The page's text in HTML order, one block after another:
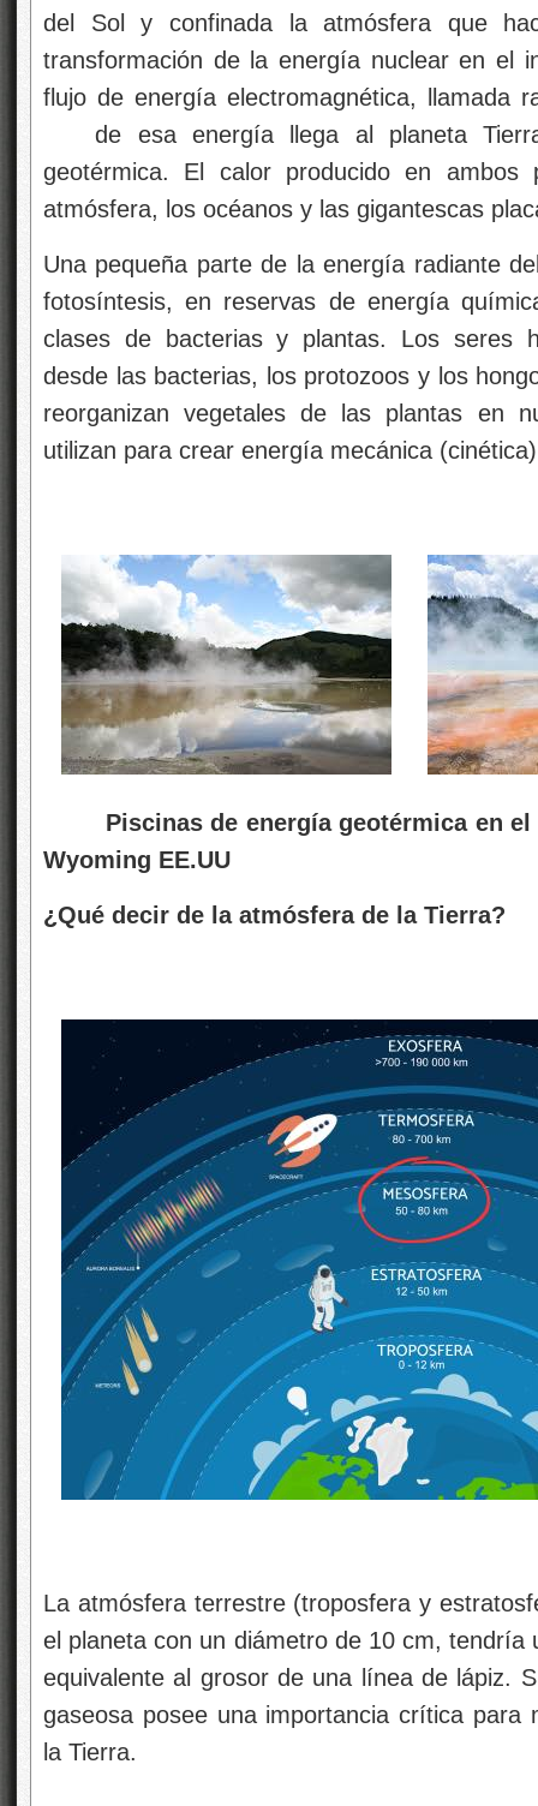
del Sol y confinada la atmósfera que
transformación de la energía nuclear en el
flujo de energía electromagnética, llamada
de esa energía llega al planeta
geotérmica. El calor producido en ambos
atmósfera, los océanos y las gigantescas
Una pequeña parte de la energía radiante
fotosíntesis, en reservas de energía
clases de bacterias y plantas. Los seres
desde las bacterias, los protozoos y los
reorganizan vegetales de las plantas en
utilizan para crear energía mecánica
Piscinas de energía geotérmica en
Wyoming EE.UU
¿Qué decir de la atmósfera de la Tierra?
La atmósfera terrestre (troposfera y
el planeta con un diámetro de 10 cm, tendría
equivalente al grosor de una línea de lápiz.
gaseosa posee una importancia crítica para
la Tierra.